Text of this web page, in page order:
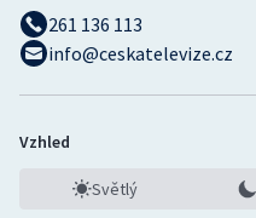
261 136 113
info@ceskatelevize.cz
Vzhled
Světlý